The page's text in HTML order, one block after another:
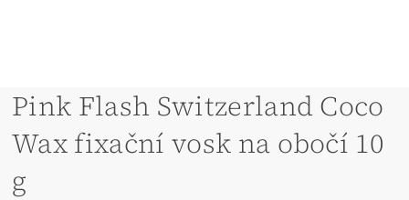
Pink Flash Switzerland Coco
Wax fixační vosk na obočí 10
g